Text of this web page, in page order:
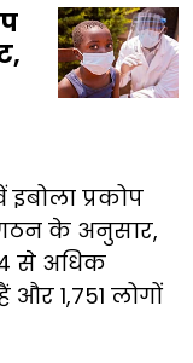
प्रकोप
के अनुसार,
से अधिक
1,751 लोगों